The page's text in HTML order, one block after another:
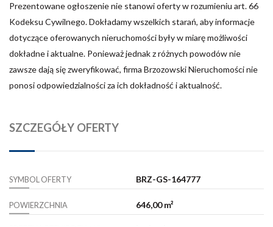
Prezentowane ogłoszenie nie stanowi oferty w rozumieniu art. 66
Kodeksu Cywilnego. Dokładamy wszelkich starań, aby informacje
dotyczące oferowanych nieruchomości były w miarę możliwości
dokładne i aktualne. Ponieważ jednak z różnych powodów nie
zawsze dają się zweryfikować, firma Brzozowski Nieruchomości nie
ponosi odpowiedzialności za ich dokładność i aktualność.
SZCZEGÓŁY OFERTY
SYMBOL OFERTY BRZ-GS-164777
POWIERZCHNIA 646,00 m²